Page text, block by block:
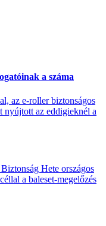
a száma
az e-roller biztonságos
nyújtott az eddigieknél a
Hete országos
a baleset-megelőzés